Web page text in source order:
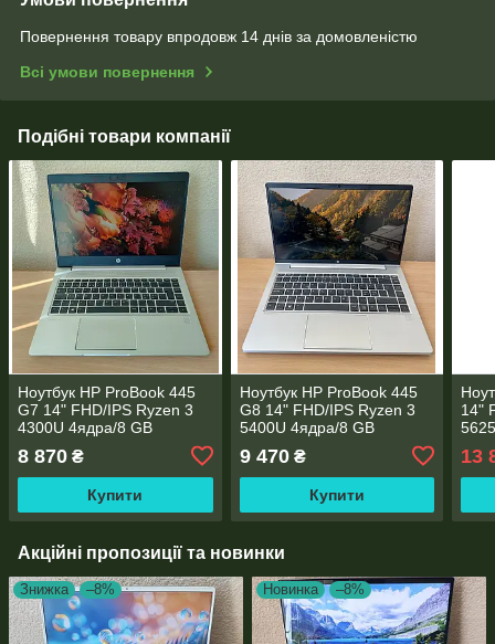
Повернення товару впродовж 14 днів за домовленістю
Всі умови повернення
Подібні товари компанії
Ноутбук HP ProBook 445
G7 14" FHD/IPS Ryzen 3
4300U 4ядра/8 GB
M.2/AMD Radeon RX Vega
5/WebCam
8 870 ₴
Купити
Ноутбук HP ProBook 445
G8 14" FHD/IPS Ryzen 3
5400U 4ядра/8 GB
M.2/AMD Radeon RX Vega
6/WebCam
9 470₴
Купити
14"
7/
13
Акційні пропозиції та новинки
Знижка –8% Новинка –8%